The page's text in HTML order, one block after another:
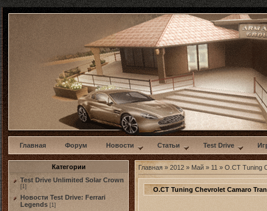
w
Главная Форум Новости Статьи Test Drive
Категории
Test Drive Unlimited Solar Crown
[1]
Новости Test Drive: Ferrari
Legends [1]
Главная » 2012 » Май » 11 » O.CT Tuning
O.CT Tuning Chevrolet Camaro